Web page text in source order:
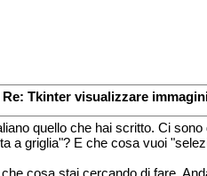
Re: Tkinter visualizzare
quello che hai scritto. Ci
a griglia"? E che cosa vuoi